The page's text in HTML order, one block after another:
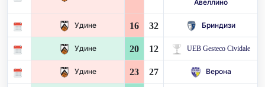
Авеллино
Удине 16 32 Бриндизи
Удине 20 12 UEB Gesteco Cividale
Удине 23 27 Верона